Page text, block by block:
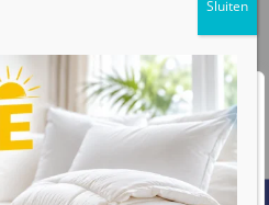
uw browse-ervaring te
advertenties of inhoud
te analyseren. Door op
289
matras 16 cm